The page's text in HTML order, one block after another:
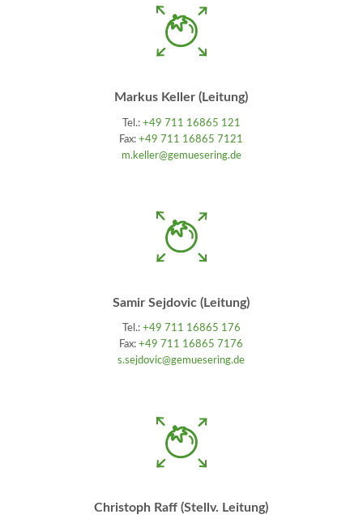
Markus Keller (Leitung)
Tel.: +49 711 16865 121
Fax:+49 711 16865 7121
m.keller@gemuesering.de
Samir Sejdovic (Leitung)
Tel.: +49 711 16865 176
Fax:+49 711 16865 7176
s.sejdovic@gemuesering.de
Christoph Raff (Stellv. Leitung)